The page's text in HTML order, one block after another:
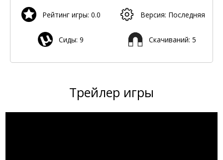
Рейтинг игры: 0.0 Версия: Последняя
Сиды: 9 Скачиваний: 5
Трейлер игры